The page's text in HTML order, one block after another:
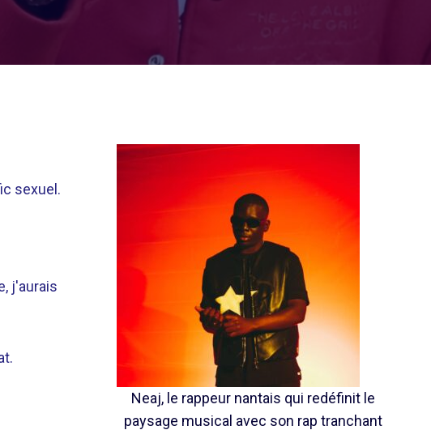
sexuel.
j'aurais
Neaj, le rappeur nantais qui redéfinit le
paysage musical avec son rap tranchant